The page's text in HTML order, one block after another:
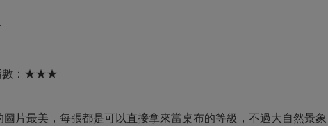
數：★★★
片最美，每張都是可以直接拿來當桌布的等級，不過大自然景象